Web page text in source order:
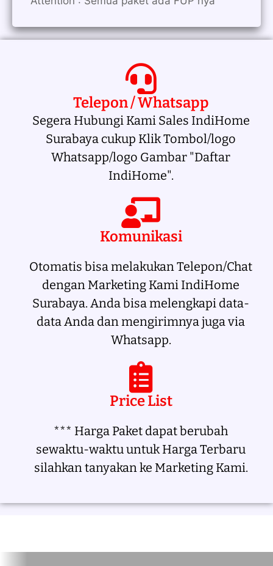
Telepon / Whatsapp
Segera Hubungi Kami Sales IndiHome
Surabaya cukup Klik Tombol/logo
Whatsapp/logo Gambar "Daftar
IndiHome".
Komunikasi
Otomatis bisa melakukan Telepon/Chat
dengan Marketing Kami IndiHome
Surabaya. Anda bisa melengkapi data-
data Anda dan mengirimnya juga via
Whatsapp.
Price List
*** Harga Paket dapat berubah
sewaktu-waktu untuk Harga Terbaru
silahkan tanyakan ke Marketing Kami.